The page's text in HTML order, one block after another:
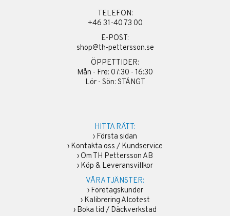
TELEFON:
+46 31-40 73 00
E-POST:
shop@th-pettersson.se
ÖPPETTIDER:
Mån - Fre: 07:30 - 16:30
Lör - Sön: STÄNGT
HITTA RÄTT:
› Första sidan
› Kontakta oss / Kundservice
› Om TH Pettersson AB
› Köp & Leveransvillkor
VÅRA TJÄNSTER:
› Företagskunder
› Kalibrering Alcotest
› Boka tid / Däckverkstad